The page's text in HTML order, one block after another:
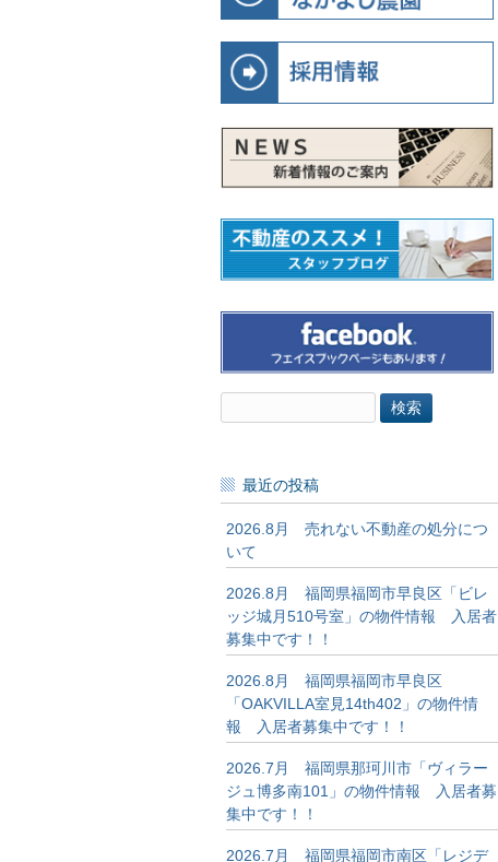
最近の投稿
2026.8月 売れない不動産の処分につ
いて
2026.8月 福岡県福岡市早良区「ビレ
ッジ城月510号室」の物件情報 入居者
募集中です！！
2026.8月 福岡県福岡市早良区
「OAKVILLA室見14th402」の物件情
報 入居者募集中です！！
2026.7月 福岡県那珂川市「ヴィラー
ジュ博多南101」の物件情報 入居者募
集中です！！
2026.7月 福岡県福岡市南区「レジデ